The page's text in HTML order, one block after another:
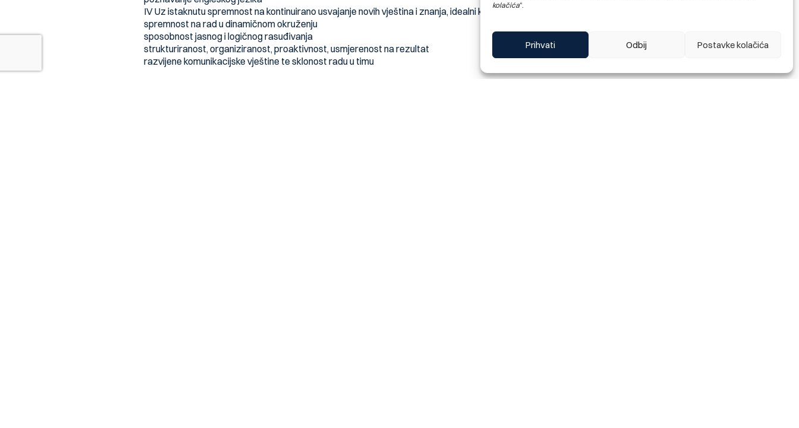
kolačića“.
Prihvati Odbij Postavke kolačića
IV Uz istaknutu spremnost na kontinuirano usvajanje novih vještina i znanja, idealni kandidati iskazuju:
spremnost na rad u dinamičnom okruženju
sposobnost jasnog i logičnog rasuđivanja
strukturiranost, organiziranost, proaktivnost, usmjerenost na rezultat
razvijene komunikacijske vještine te sklonost radu u timu